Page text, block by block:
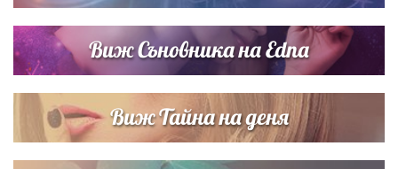
Виж Съновника на Edna
Виж Тайна на деня